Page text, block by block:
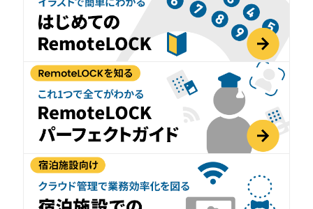
RemoteLOCK 8j-S
RemoteLOCK 9j
RemoteLOCK 9j-Q
TOBIRA
パートナー製品
レンタルスペース
オフィス
公共施設
その他の業種
取付工事トップ
工事の様子
施工パートナー 一覧
全てのパートナー
お役立ち記事
カスタマーサポート
特定商取引法に基づく表記
プライバシーポリシー
RemoteLOCKクラウドサービス利用規約